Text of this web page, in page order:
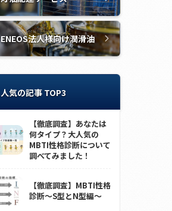
ENEOS法人様向け潤滑油
人気の記事 TOP3
【徹底調査】あなたは
何タイプ？大人気の
MBTI性格診断について
調べてみました！
【徹底調査】MBTI性格
診断～S型とN型編～